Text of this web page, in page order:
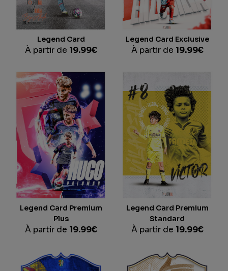
Legend Card
À partir de 19.99€
Legend Card Exclusive
À partir de 19.99€
Legend Card Premium
Plus
À partir de 19.99€
Legend Card Premium
Standard
À partir de 19.99€